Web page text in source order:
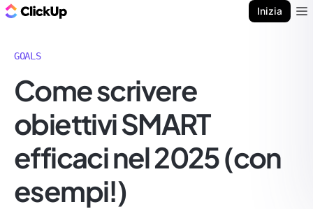
Inizia
GOALS
Come scrivere
obiettivi SMART
efficaci nel 2025 (con
esempi!)